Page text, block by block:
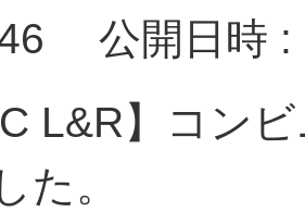
公開日時
L&R】コン
た。